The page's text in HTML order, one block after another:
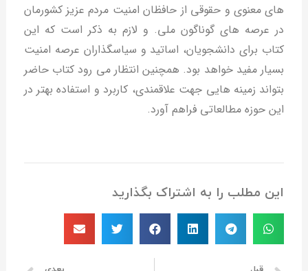
های معنوی و حقوقی از حافظان امنیت مردم عزیز کشورمان
در عرصه های گوناگون ملی. و لازم به ذکر است که این
کتاب برای دانشجویان، اساتید و سیاسگذاران عرصه امنیت
بسیار مفید خواهد بود. همچنین انتظار می رود کتاب حاضر
بتواند زمینه هایی جهت علاقمندی، کاربرد و استفاده بهتر در
این حوزه مطالعاتی فراهم آورد.
این مطلب را به اشتراک بگذارید